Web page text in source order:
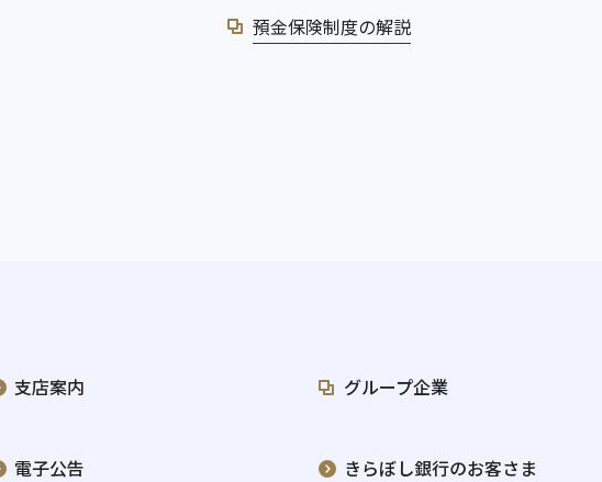
預金保険制度の解説
支店案内 グループ企業
電子公告 きらぼし銀行のお客さま